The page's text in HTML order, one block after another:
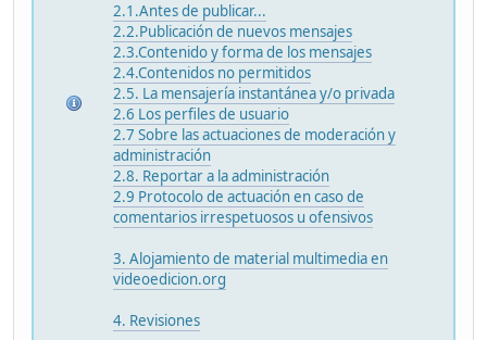
2.1.Antes de publicar...
2.2.Publicación de nuevos mensajes
2.3.Contenido y forma de los mensajes
2.4.Contenidos no permitidos
2.5. La mensajería instantánea y/o privada
2.6 Los perfiles de usuario
2.7 Sobre las actuaciones de moderación y
administración
2.8. Reportar a la administración
2.9 Protocolo de actuación en caso de
comentarios irrespetuosos u ofensivos
3. Alojamiento de material multimedia en
videoedicion.org
4. Revisiones